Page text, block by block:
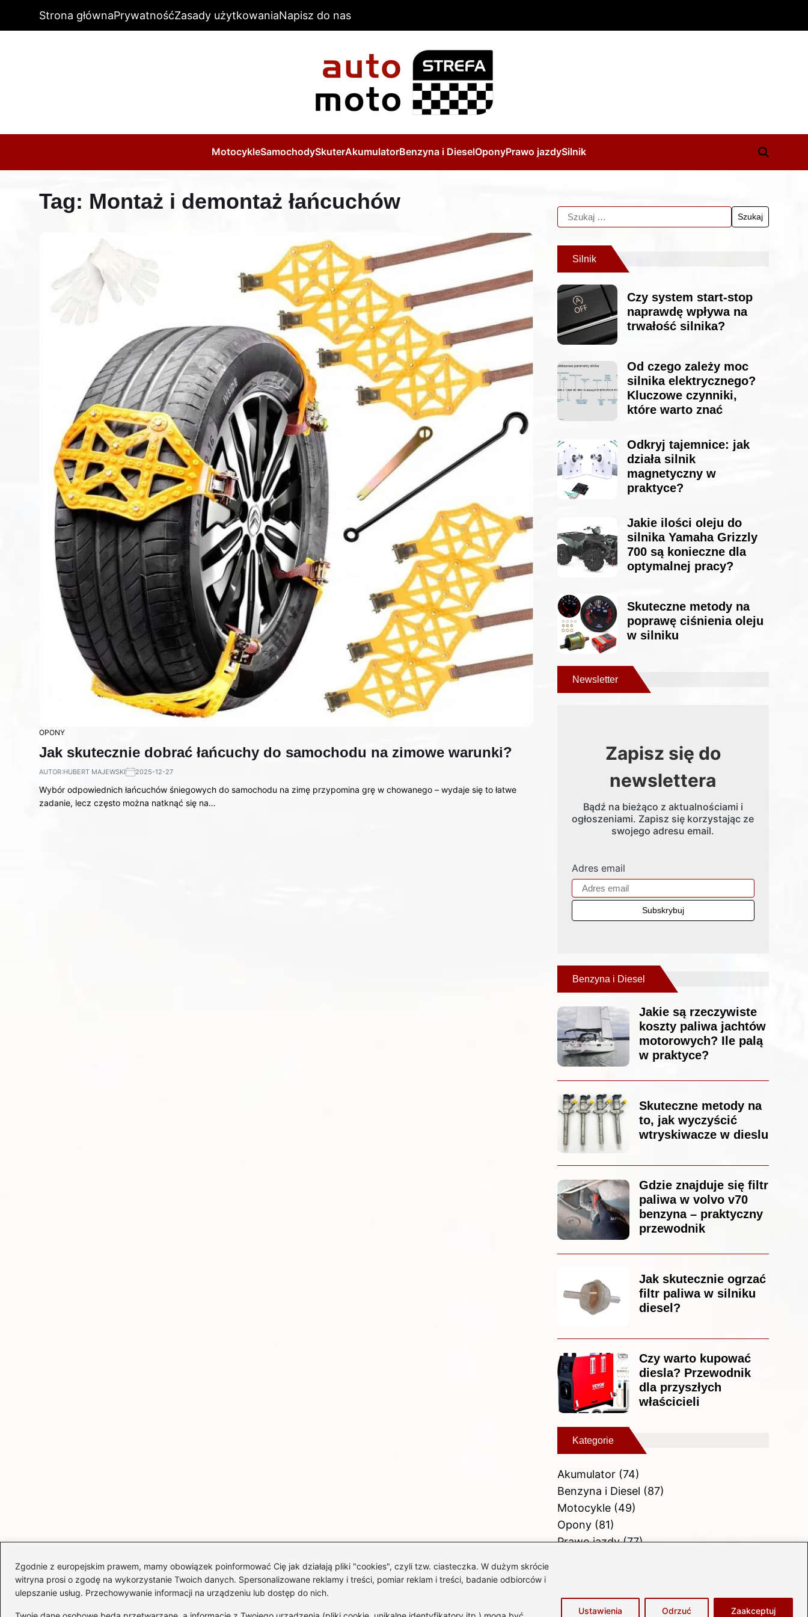
Zgodnie z europejskim prawem, mamy obowiązek poinformować Cię jak działają pliki "cookies", czyli tzw. ciasteczka. W dużym skrócie
witryna prosi o zgodę na wykorzystanie Twoich danych. Spersonalizowane reklamy i treści, pomiar reklam i treści, badanie odbiorców i
ulepszanie usług. Przechowywanie informacji na urządzeniu lub dostęp do nich.
Ustawienia Odrzuć Zaakceptuj
Strona głównaPrywatnośćZasady użytkowaniaNapisz do nas
MotocykleSamochodySkuterAkumulatorBenzyna i DieselOponyPrawo jazdySilnik
Tag: Montaż i demontaż łańcuchów
OPONY
Jak skutecznie dobrać łańcuchy do samochodu na zimowe warunki?
AUTOR:HUBERT MAJEWSKI 2025-12-27
Wybór odpowiednich łańcuchów śniegowych do samochodu na zimę przypomina grę w chowanego – wydaje się to łatwe
zadanie, lecz często można natknąć się na…
Silnik
Czy system start-stop
naprawdę wpływa na
trwałość silnika?
Od czego zależy moc
silnika elektrycznego?
Kluczowe czynniki,
które warto znać
Odkryj tajemnice: jak
działa silnik
magnetyczny w
praktyce?
Jakie ilości oleju do
silnika Yamaha Grizzly
700 są konieczne dla
optymalnej pracy?
Skuteczne metody na
poprawę ciśnienia oleju
w silniku
Newsletter
Zapisz się do
newslettera
Bądź na bieżąco z aktualnościami i
ogłoszeniami. Zapisz się korzystając ze
swojego adresu email.
Adres email
Benzyna i Diesel
Jakie są rzeczywiste
koszty paliwa jachtów
motorowych? Ile palą
w praktyce?
Skuteczne metody na
to, jak wyczyścić
wtryskiwacze w dieslu
Gdzie znajduje się filtr
paliwa w volvo v70
benzyna – praktyczny
przewodnik
Jak skutecznie ogrzać
filtr paliwa w silniku
diesel?
Czy warto kupować
diesla? Przewodnik
dla przyszłych
właścicieli
Kategorie
Akumulator(74)
Benzyna i Diesel (87)
Motocykle(49)
Opony(81)
Prawo jazdy(77)